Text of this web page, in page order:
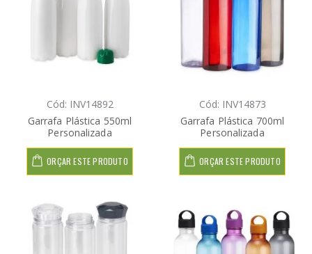
Cód: INV14892
Garrafa Plástica 550ml
Personalizada
ORÇAR ESTE PRODUTO
Cód: INV14873
Garrafa Plástica 700ml
Personalizada
ORÇAR ESTE PRODUTO